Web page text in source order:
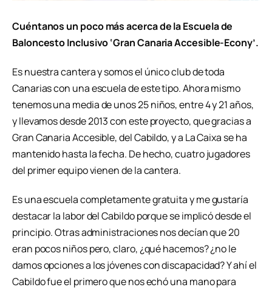
Cuéntanos un poco más acerca de la Escuela de
Baloncesto Inclusivo ‘Gran Canaria Accesible-Econy’.
Es nuestra cantera y somos el único club de toda
Canarias con una escuela de este tipo. Ahora mismo
tenemos una media de unos 25 niños, entre 4 y 21 años,
y llevamos desde 2013 con este proyecto, que gracias a
Gran Canaria Accesible, del Cabildo, y a La Caixa se ha
mantenido hasta la fecha. De hecho, cuatro jugadores
del primer equipo vienen de la cantera.
Es una escuela completamente gratuita y me gustaría
destacar la labor del Cabildo porque se implicó desde el
principio. Otras administraciones nos decían que 20
eran pocos niños pero, claro, ¿qué hacemos? ¿no le
damos opciones a los jóvenes con discapacidad? Y ahí el
Cabildo fue el primero que nos echó una mano para